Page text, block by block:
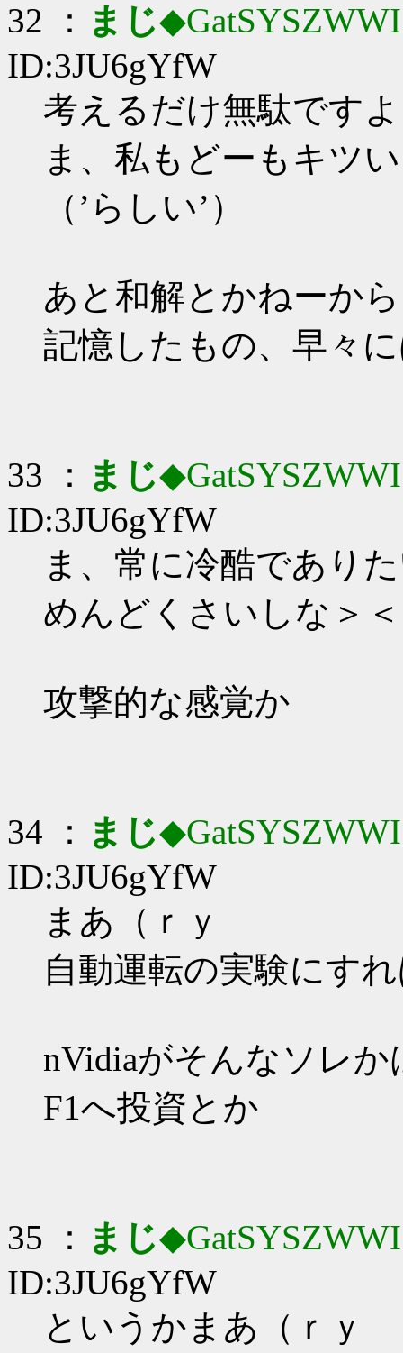
32 ： まじ◆GatSYSZWWI
ID:3JU6gYfW
考えるだけ無駄です
ま、私もどーもキツ
（’らしい’）
あと和解とかねーか
記憶したもの、早々
33 ： まじ◆GatSYSZWWI
ID:3JU6gYfW
ま、常に冷酷であり
めんどくさいしな＞＜
攻撃的な感覚か
34 ： まじ◆GatSYSZWWI
ID:3JU6gYfW
まあ（ｒｙ
自動運転の実験にす
nVidiaがそんなソレ
F1へ投資とか
35 ： まじ◆GatSYSZWWI
ID:3JU6gYfW
というかまあ（ｒｙ